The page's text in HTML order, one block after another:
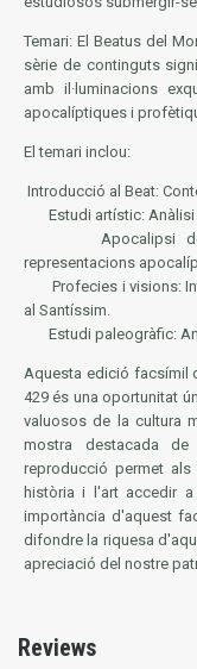
Temari: El Beatus del
sèrie de continguts
amb il·luminacions
apocalíptiques i
El temari inclou:
Introducció al Beat:
Estudi artístic: Anàlisi
Apocalipsi de
representacions
Profecies i visions:
al Santíssim.
Estudi paleogràfic:
Aquesta edició facsímil
429 és una oportunitat
valuosos de la cultura
mostra destacada
reproducció permet
història i l'art accedir
importància d'aquest
difondre la riquesa
apreciació del nostre
Reviews